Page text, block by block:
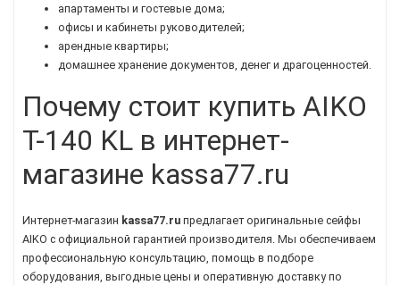
апартаменты и гостевые дома;
офисы и кабинеты руководителей;
арендные квартиры;
домашнее хранение документов, денег и драгоценностей.
Почему стоит купить AIKO
T-140 KL в интернет-
магазине kassa77.ru
Интернет-магазин kassa77.ru предлагает оригинальные сейфы
AIKO с официальной гарантией производителя. Мы обеспечиваем
профессиональную консультацию, помощь в подборе
оборудования, выгодные цены и оперативную доставку по